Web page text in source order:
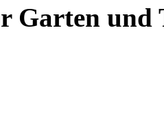
Garten und